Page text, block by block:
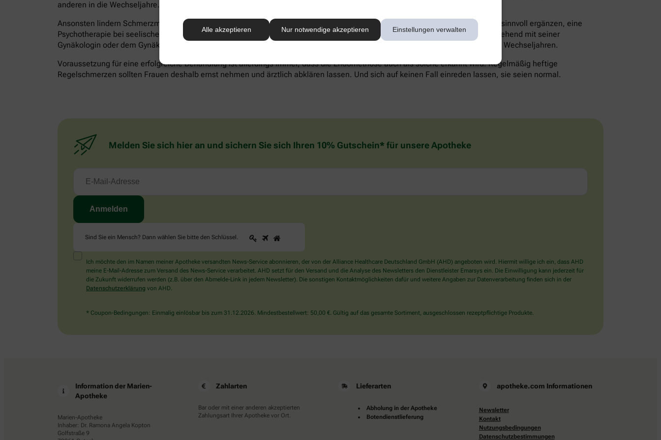
Alle akzeptieren Nur notwendige akzeptieren Einstellungen verwalten
anderen in die Wechseljahre.
Ansonsten lindern Schmerzmittel akute Beschwerden, alternative Methoden wie Entspannungstechniken können die Therapie sinnvoll ergänzen, eine
Psychotherapie bei seelischen Belastungen hilfreich sein. Welche Behandlung die individuell richtige ist, sollte man daher eingehend mit seiner
Gynäkologin oder dem Gynäkologen besprechen. Wichtig zu wissen: In den meisten Fällen verschwinden die Probleme mit den Wechseljahren.
Voraussetzung für eine erfolgreiche Behandlung ist allerdings immer, dass die Endometriose auch als solche erkannt wird. Regelmäßig heftige
Regelschmerzen sollten Frauen deshalb ernst nehmen und ärztlich abklären lassen. Und sich auf keinen Fall einreden lassen, sie seien normal.
Melden Sie sich hier an und sichern Sie sich Ihren 10% Gutschein* für unsere Apotheke
Sind Sie ein Mensch? Dann wählen Sie bitte den Schlüssel
Sind
Sie
Mensch?
Dann
wählen
Schlüssel.
1 2
Ich möchte den im Namen meiner Apotheke versandten News-Service abonnieren, der von der Alliance Healthcare Deutschland GmbH (AHD) angeboten wird. Hiermit willige ich ein, dass AHD
meine E-Mail-Adresse zum Versand des News-Service verarbeitet. AHD setzt für den Versand und die Analyse des Newsletters den Dienstleister Emarsys ein. Die Einwilligung kann jederzeit für
die Zukunft widerrufen werden (z.B. über den Abmelde-Link in jedem Newsletter). Die sonstigen Kontaktmöglichkeiten dafür und weitere Angaben zur Datenverarbeitung finden sich in der
Datenschutzerklärung von AHD.
* Coupon-Bedingungen: Einmalig einlösbar bis zum 31.12.2026. Mindestbestellwert: 50,00 €. Gültig auf das gesamte Sortiment, ausgeschlossen rezeptpflichtige Produkte.
Information der Marien-
Apotheke
Marien-Apotheke
Inhaber: Dr. Ramona Angela Kopton
Golfstraße 9
Zahlarten
Bar oder mit einer anderen akzeptierten
Zahlungsart Ihrer Apotheke vor Ort.
Lieferarten
Abholung in der Apotheke
Botendienstlieferung
apotheke.com Informationen
Newsletter
Kontakt
Nutzungsbedingungen
Datenschutzbestimmungen